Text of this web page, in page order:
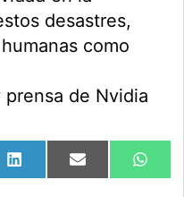
desastres,
como
de Nvidia
Compartir
en
LinkedInCompartir
en
Email
en